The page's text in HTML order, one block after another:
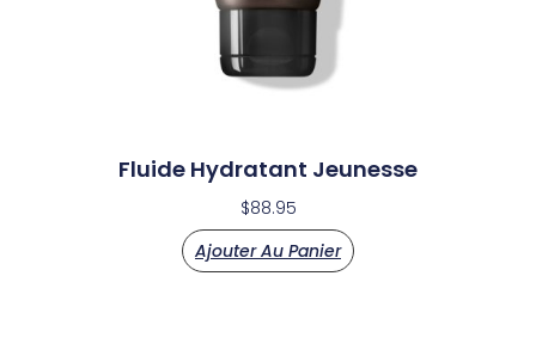
Fluide Hydratant Jeunesse
$88.95
Ajouter Au Panier